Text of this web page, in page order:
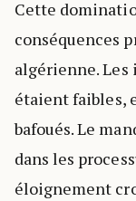
Cette
conséquences
algérienne.
étaient faibles,
bafoués. Le
dans les
éloignement